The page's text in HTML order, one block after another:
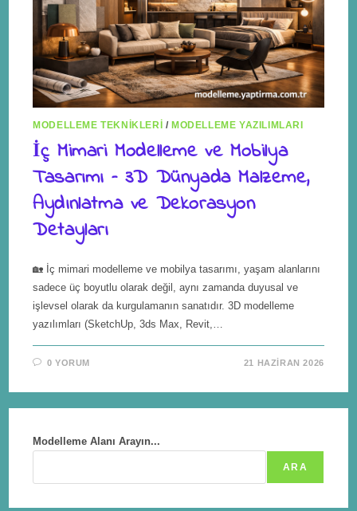
MODELLEME TEKNIKLERI /MODELLEME YAZILIMLARI
İç Mimari Modelleme ve Mobilya
Tasarımı – 3D Dünyada Malzeme,
Aydınlatma ve Dekorasyon
Detayları
🏡 İç mimari modelleme ve mobilya tasarımı, yaşam alanlarını
sadece üç boyutlu olarak değil, aynı zamanda duyusal ve
işlevsel olarak da kurgulamanın sanatıdır. 3D modelleme
yazılımları (SketchUp, 3ds Max, Revit,…
0 YORUM 21 HAZIRAN 2026
Modelleme Alanı Arayın...
ARA